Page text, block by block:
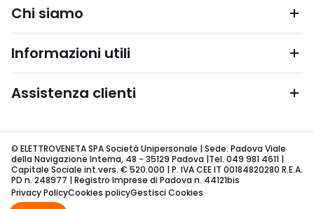
Chi siamo
Informazioni utili
Assistenza clienti
© ELETTROVENETA SPA Società Unipersonale | Sede: Padova Viale
della Navigazione Interna, 48 - 35129 Padova |Tel. 049 981 4611 |
Capitale Sociale int.vers. € 520.000 | P. IVA CEE IT 00184820280 R.E.A.
PD n. 248977 | Registro Imprese di Padova n. 44121bis
Privacy PolicyCookies policyGestisci Cookies